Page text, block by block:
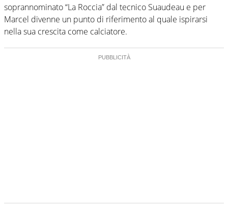
soprannominato “La Roccia” dal tecnico Suaudeau e per
Marcel divenne un punto di riferimento al quale ispirarsi
nella sua crescita come calciatore.